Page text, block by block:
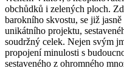
obchůdků i zelených ploch.
barokního skvostu, se již
unikátního projektu,
soudržný celek. Nejen svým
propojení minulosti s
sestaveného z ohromného